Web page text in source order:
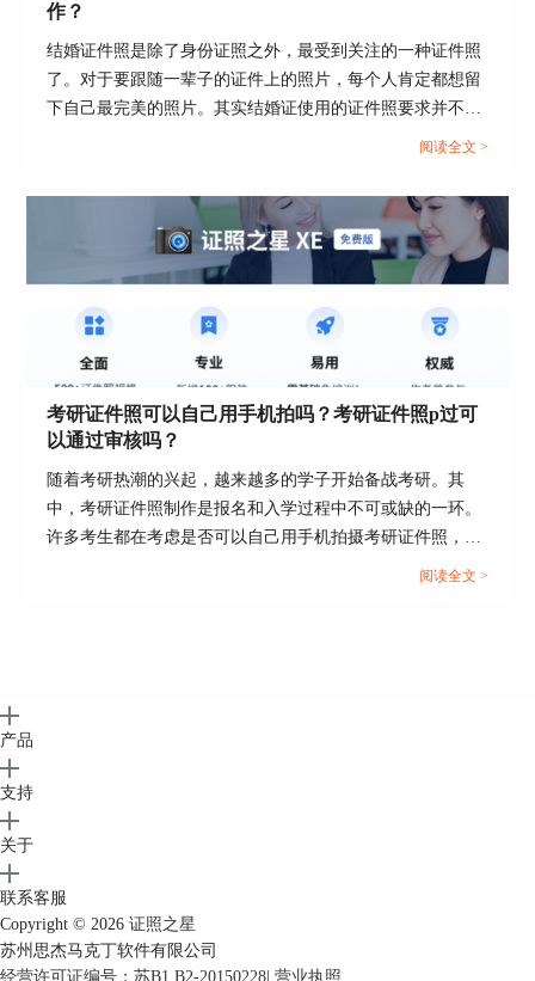
第五步：色彩优化
点击“色彩优化-自动色彩修正”，程序将会自动优化
选定照片色彩；也可以利用“基于肤色优化”工具来
化”，使用套索工具选中脸部肤色区域，系统将自
作？
结婚证件照是除了身份证照之外，最受到关注的一种证件照
了。对于要跟随一辈子的证件上的照片，每个人肯定都想留
下自己最完美的照片。其实结婚证使用的证件照要求并不复
杂，今天这篇文章就帮助大家解决结婚证件照红色背景有要
阅读全文 >
考研证件照可以自己用手机拍吗？考研证件照p过可
以通过审核吗？
随着考研热潮的兴起，越来越多的学子开始备战考研。其
中，考研证件照制作是报名和入学过程中不可或缺的一环。
许多考生都在考虑是否可以自己用手机拍摄考研证件照，并
担心自拍的照片是否会通过审核。本文将探讨考研证件照可
阅读全文 >
产品
支持
关于
联系客服
Copyright © 2026 证照之星
苏州思杰马克丁软件有限公司
经营许可证编号：苏B1.B2-20150228 营业执照